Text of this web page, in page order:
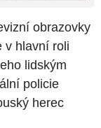
obrazovky
v hlavní roli
lidským
policie
herec